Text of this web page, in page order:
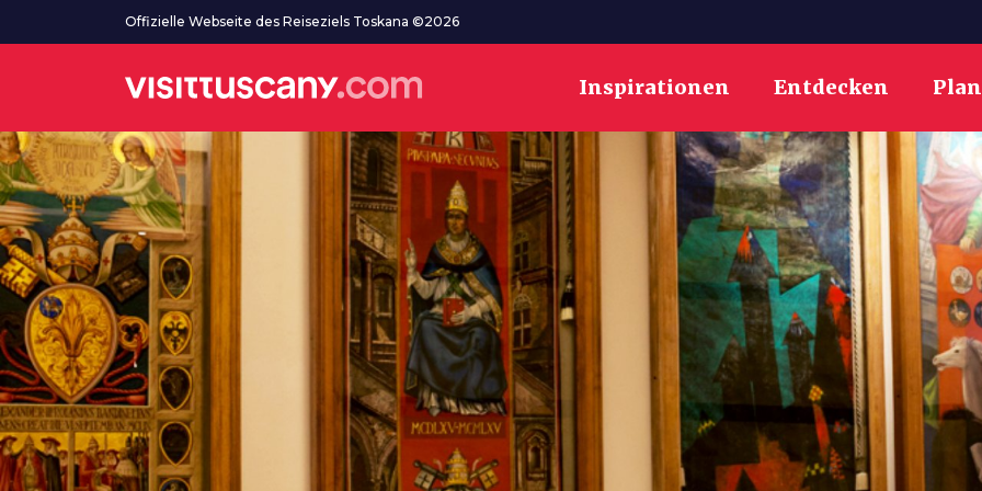
Zum HauptinhaltOffizielle Webseite des Reiseziels Toskana ©2026
Inspirationen Entdecken